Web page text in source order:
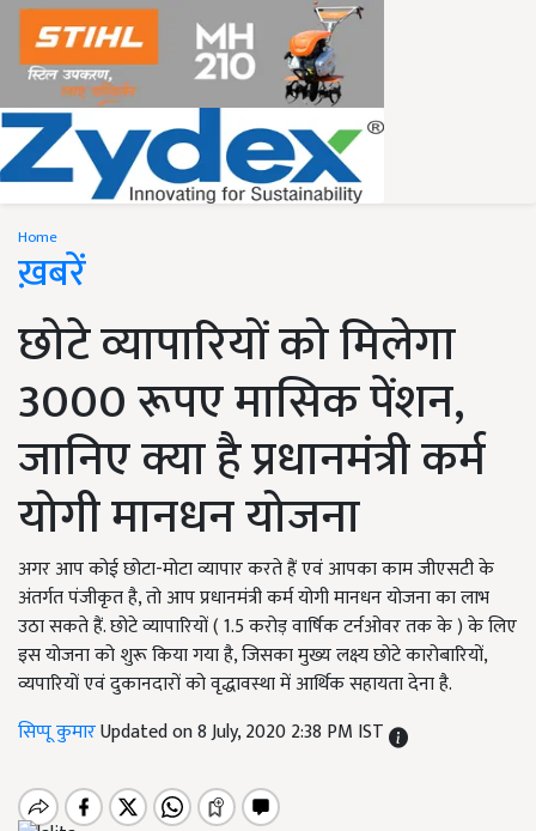
Home
ख़बरें
छोटे व्यापारियों को मिलेगा
3000 रूपए मासिक पेंशन,
जानिए क्या है प्रधानमंत्री कर्म
योगी मानधन योजना
अगर आप कोई छोटा-मोटा व्यापार करते हैं एवं आपका काम जीएसटी के
अंतर्गत पंजीकृत है, तो आप प्रधानमंत्री कर्म योगी मानधन योजना का लाभ
उठा सकते हैं. छोटे व्यापारियों ( 1.5 करोड़ वार्षिक टर्नओवर तक के ) के लिए
इस योजना को शुरू किया गया है, जिसका मुख्य लक्ष्य छोटे कारोबारियों,
व्यपारियों एवं दुकानदारों को वृद्धावस्था में आर्थिक सहायता देना है.
सिप्पू कुमारUpdated on 8 July, 2020 2:38 PM IST